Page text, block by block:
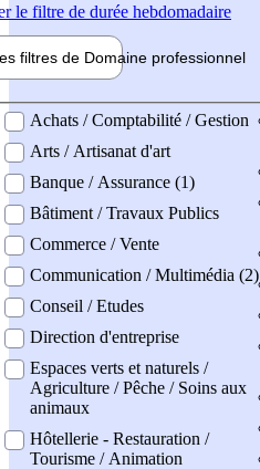
le filtre de durée hebdomadaire
filtres de Domaine professionnel
professionel
Achats / Comptabilité / Gestion
Arts / Artisanat d'art
Banque / Assurance (1)
Bâtiment / Travaux Publics
Commerce / Vente
Communication / Multimédia (2)
Conseil / Etudes
Direction d'entreprise
Espaces verts et naturels /
Agriculture / Pêche / Soins aux
animaux
Hôtellerie - Restauration /
Tourisme / Animation